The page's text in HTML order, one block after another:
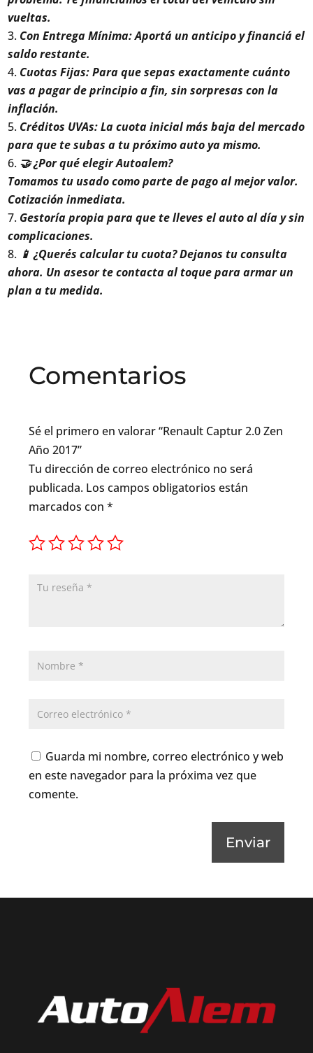
vueltas.
Con Entrega Mínima: Aportá un anticipo y financiá el
saldo restante.
Cuotas Fijas: Para que sepas exactamente cuánto
vas a pagar de principio a fin, sin sorpresas con la
inflación.
Créditos UVAs: La cuota inicial más baja del mercado
para que te subas a tu próximo auto ya mismo.
🤝 ¿Por qué elegir Autoalem?
Tomamos tu usado como parte de pago al mejor valor.
Cotización inmediata.
Gestoría propia para que te lleves el auto al día y sin
complicaciones.
📱 ¿Querés calcular tu cuota? Dejanos tu consulta
ahora. Un asesor te contacta al toque para armar un
plan a tu medida.
Comentarios
Sé el primero en valorar “Renault Captur 2.0 Zen
Año 2017”
Tu dirección de correo electrónico no será
publicada. Los campos obligatorios están
marcados con*
Guarda mi nombre, correo electrónico y web
en este navegador para la próxima vez que
comente.
Enviar